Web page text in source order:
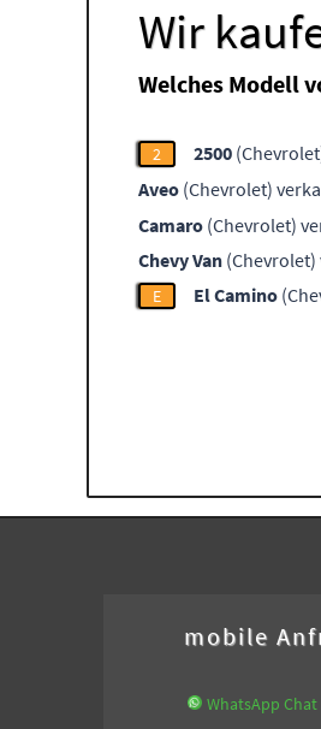
Wir
Welches Modell
2 2500
Aveo (Chevrolet)
Camaro (Chevrolet)
Chevy Van
E El Camino
mobile
WhatsApp